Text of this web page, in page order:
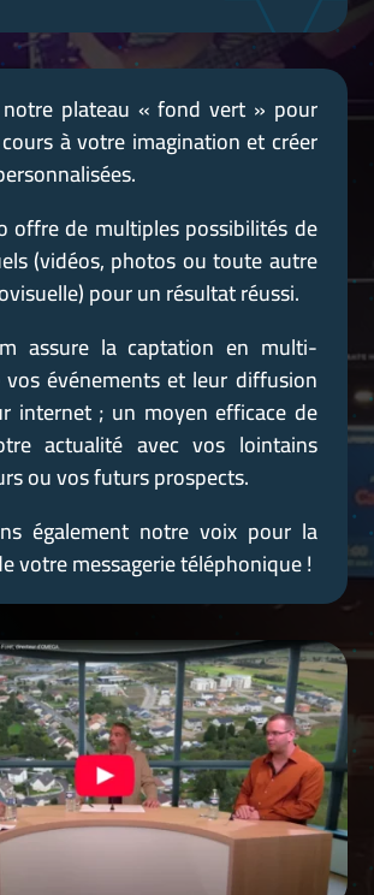
plateau « fond vert » pour
à votre imagination et créer
offre de multiples possibilités de
(vidéos, photos ou toute autre
pour un résultat réussi.
assure la captation en multi-
vos événements et leur diffusion
internet ; un moyen efficace de
actualité avec vos lointains
ou vos futurs prospects.
également notre voix pour la
votre messagerie téléphonique !